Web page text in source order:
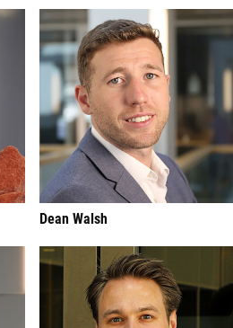
Dean Walsh